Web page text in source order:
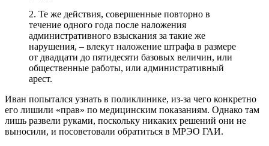
2. Те же действия, совершенные повторно в
течение одного года после наложения
административного взыскания за такие же
нарушения, – влекут наложение штрафа в размере
от двадцати до пятидесяти базовых величин, или
общественные работы, или административный
арест.
Иван попытался узнать в поликлинике, из-за чего конкретно
его лишили «прав» по медицинским показаниям. Однако там
лишь развели руками, поскольку никаких решений они не
выносили, и посоветовали обратиться в МРЭО ГАИ.